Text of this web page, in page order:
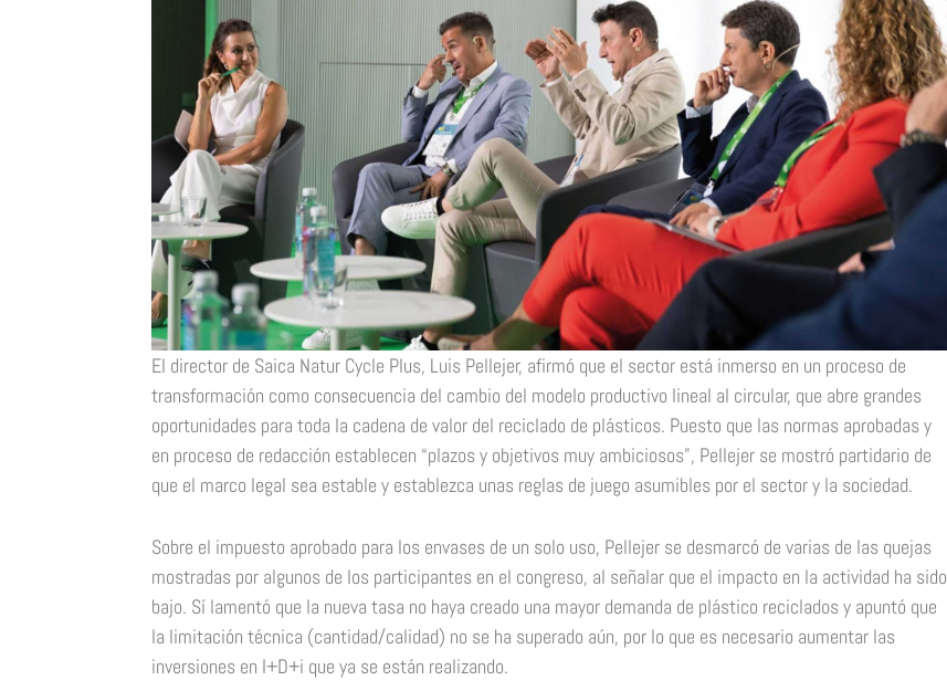
El director de Saica Natur Cycle Plus, Luis Pellejer, afirmó que el sector está inmerso en un proceso de
transformación como consecuencia del cambio del modelo productivo lineal al circular, que abre grandes
oportunidades para toda la cadena de valor del reciclado de plásticos. Puesto que las normas aprobadas y
en proceso de redacción establecen “plazos y objetivos muy ambiciosos”, Pellejer se mostró partidario de
que el marco legal sea estable y establezca unas reglas de juego asumibles por el sector y la sociedad.
Sobre el impuesto aprobado para los envases de un solo uso, Pellejer se desmarcó de varias de las quejas
mostradas por algunos de los participantes en el congreso, al señalar que el impacto en la actividad ha sido
bajo. Sí lamentó que la nueva tasa no haya creado una mayor demanda de plástico reciclados y apuntó que
la limitación técnica (cantidad/calidad) no se ha superado aún, por lo que es necesario aumentar las
inversiones en I+D+i que ya se están realizando.